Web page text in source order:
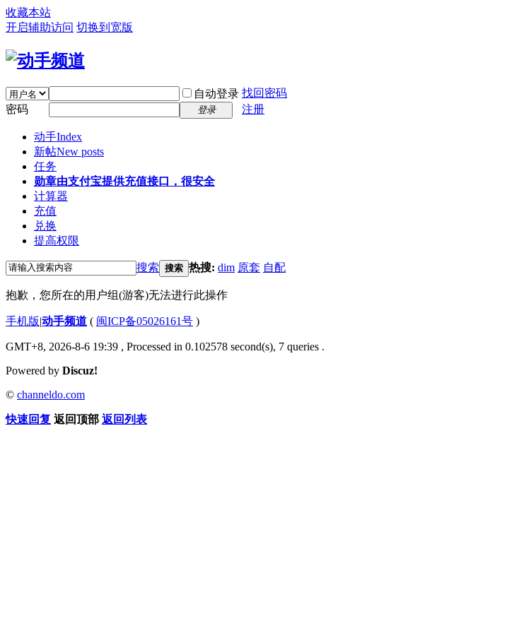
收藏本站
开启辅助访问 切换到宽版
自动登录 找回密码
密码
登录 注册
动手Index
新帖New posts
任务
勋章由支付宝提供充值接口，很安全
计算器
充值
兑换
提高权限
搜索 搜索 热搜: dim 原套 自配
抱歉，您所在的用户组(游客)无法进行此操作
手机版|动手频道 ( 闽ICP备05026161号 )
GMT+8, 2026-8-6 19:39 , Processed in 0.102578 second(s), 7 queries .
Powered by Discuz!
© channeldo.com
快速回复 返回顶部 返回列表